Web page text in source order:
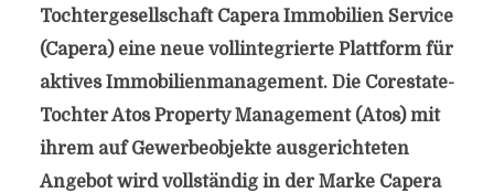
Tochtergesellschaft Capera Immobilien Service
(Capera) eine neue vollintegrierte Plattform für
aktives Immobilienmanagement. Die Corestate-
Tochter Atos Property Management (Atos) mit
ihrem auf Gewerbeobjekte ausgerichteten
Angebot wird vollständig in der Marke Capera